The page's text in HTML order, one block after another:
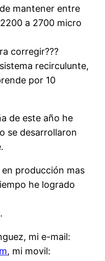
mantener entre
a 2700 micro
corregir???
recirculunte,
por 10
de este año he
se desarrollaron
producción mas
he logrado
mi e-mail:
, mi movil: